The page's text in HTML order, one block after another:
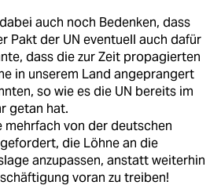
auch noch Bedenken, dass
Pakt der UN eventuell auch dafür
dass die zur Zeit propagierten
in unserem Land angeprangert
so wie es die UN bereits im
getan hat.
mehrfach von der deutschen
die Löhne an die
anzupassen, anstatt weiterhin
voran zu treiben!